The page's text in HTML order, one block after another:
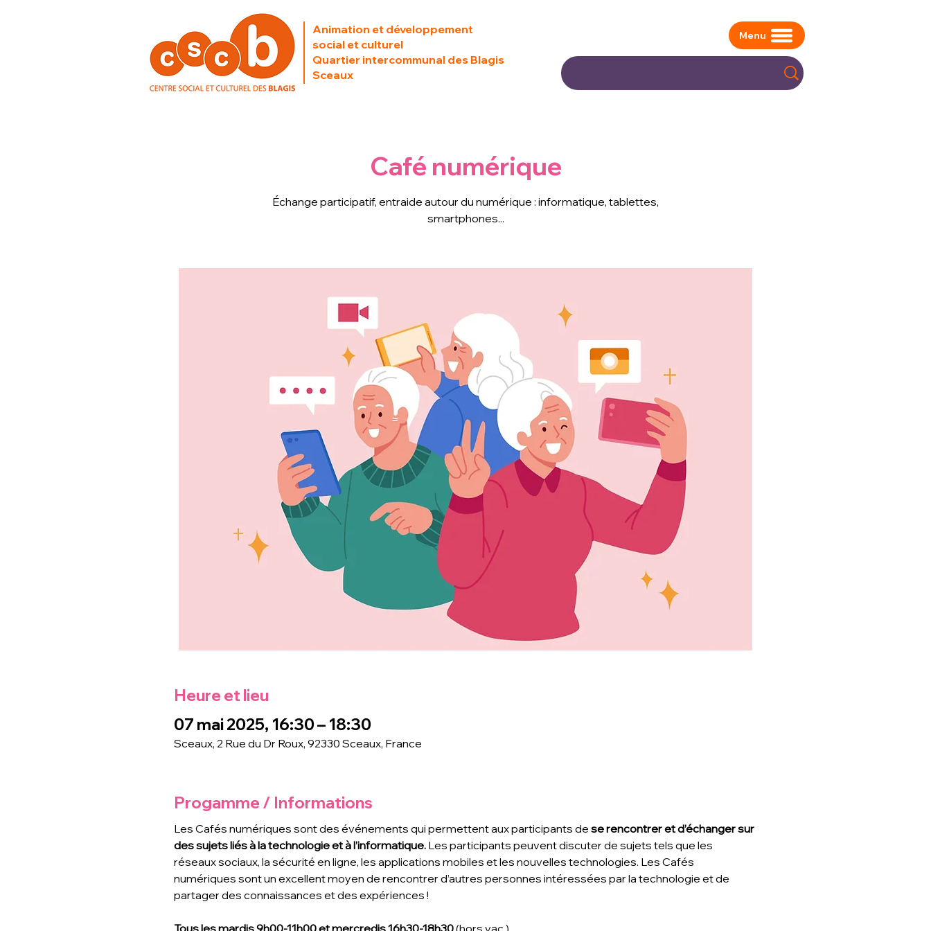
Animation et développement
social et culturel
Quartier intercommunal des Blagis
Sceaux
Menu
Café numérique
Échange participatif, entraide autour du numérique : informatique, tablettes,
smartphones...
Heure et lieu
07 mai 2025, 16:30 – 18:30
Sceaux, 2 Rue du Dr Roux, 92330 Sceaux, France
Progamme / Informations
Les Cafés numériques sont des événements qui permettent aux participants de se rencontrer et d’échanger sur
des sujets liés à la technologie et à l’informatique. Les participants peuvent discuter de sujets tels que les
réseaux sociaux, la sécurité en ligne, les applications mobiles et les nouvelles technologies. Les Cafés
numériques sont un excellent moyen de rencontrer d’autres personnes intéressées par la technologie et de
partager des connaissances et des expériences !
Tous les mardis 9h00-11h00 et mercredis 16h30-18h30 (hors vac.)